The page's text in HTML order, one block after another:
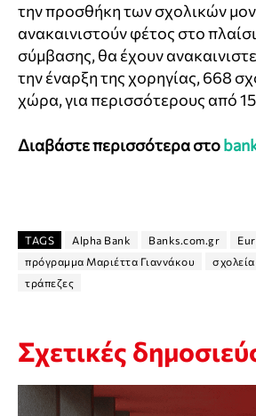
την προσθήκη των σχολικών
ανακαινιστούν φέτος στο
σύμβασης, θα έχουν
την έναρξη της χορηγίας, 668
χώρα, για περισσότερους από
Διαβάστε περισσότερα στο
TAGS Alpha Bank Banks.com.gr
πρόγραμμα Μαριέττα Γιαννάκου
σχολεία
τράπεζες
Σχετικές